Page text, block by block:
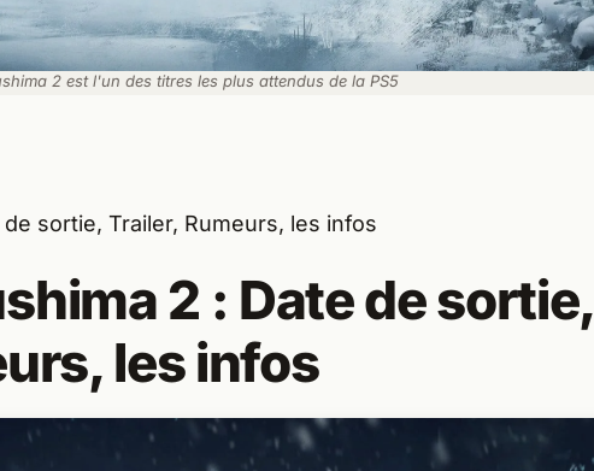
2 est l'un des titres les plus attendus de la PS5
sortie, Trailer, Rumeurs, les infos
2 : Date de sortie,
les infos